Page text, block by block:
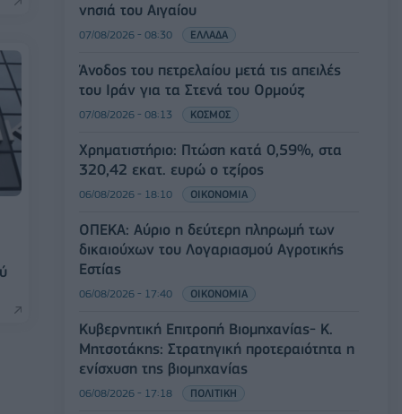
νησιά του Αιγαίου
07/08/2026 - 08:30 ΕΛΛΑΔΑ
Άνοδος του πετρελαίου μετά τις απειλές
του Ιράν για τα Στενά του Ορμούζ
07/08/2026 - 08:13 ΚΟΣΜΟΣ
Χρηματιστήριο: Πτώση κατά 0,59%, στα
320,42 εκατ. ευρώ ο τζίρος
06/08/2026 - 18:10 ΟΙΚΟΝΟΜΙΑ
ΟΠΕΚΑ: Αύριο η δεύτερη πληρωμή των
δικαιούχων του Λογαριασμού Αγροτικής
Εστίας
06/08/2026 - 17:40 ΟΙΚΟΝΟΜΙΑ
Κυβερνητική Επιτροπή Βιομηχανίας- Κ.
Μητσοτάκης: Στρατηγική προτεραιότητα η
ενίσχυση της βιομηχανίας
06/08/2026 - 17:18 ΠΟΛΙΤΙΚΗ